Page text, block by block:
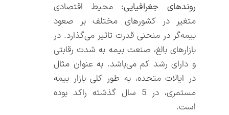
روندهای جغرافیایی: محیط اقتصادی
متغیر در کشورهای مختلف بر صعود
بیمه‌گر در منحنی قدرت تاثیر می‌گذارد. در
بازارهای بالغ، صنعت بیمه به شدت رقابتی
و دارای رشد کم می‌باشد. به عنوان مثال
در ایالات متحده، به طور کلی بازار بیمه
مستمری، در 5 سال گذشته راکد بوده
است.